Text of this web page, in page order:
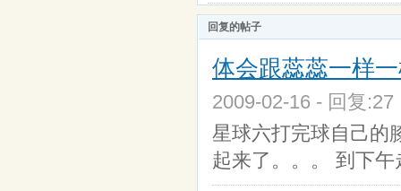
回复的帖子
体会跟蕊蕊一样
2009-02-16 - 回复
星球六打完球自己的
起来了。。。 到下